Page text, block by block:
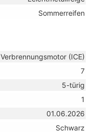
Sommerreifen
Verbrennungsmotor (ICE)
7
5-türig
1
01.06.2026
Schwarz